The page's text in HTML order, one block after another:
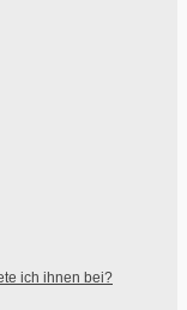
ich ihnen bei?